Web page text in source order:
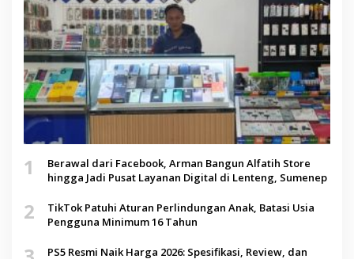
1
Berawal dari Facebook, Arman Bangun Alfatih Store
hingga Jadi Pusat Layanan Digital di Lenteng, Sumenep
2
TikTok Patuhi Aturan Perlindungan Anak, Batasi Usia
Pengguna Minimum 16 Tahun
PS5 Resmi Naik Harga 2026: Spesifikasi, Review, dan